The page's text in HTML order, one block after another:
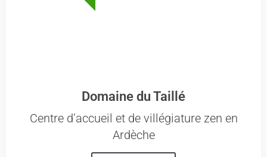
Domaine du Taillé
Centre d’accueil et de villégiature zen en
Ardèche